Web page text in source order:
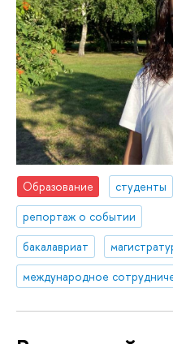
Образование
студенты
репортаж о событии
бакалавриат
международное